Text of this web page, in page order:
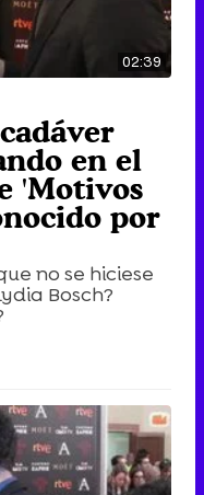
02:39
en el
'Motivos
por
no se hiciese
Bosch?